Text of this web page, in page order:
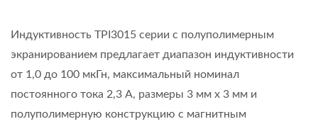
Индуктивность TPI3015 серии с полуполимерным
экранированием предлагает диапазон индуктивности
от 1,0 до 100 мкГн, максимальный номинал
постоянного тока 2,3 А, размеры 3 мм x 3 мм и
полуполимерную конструкцию с магнитным